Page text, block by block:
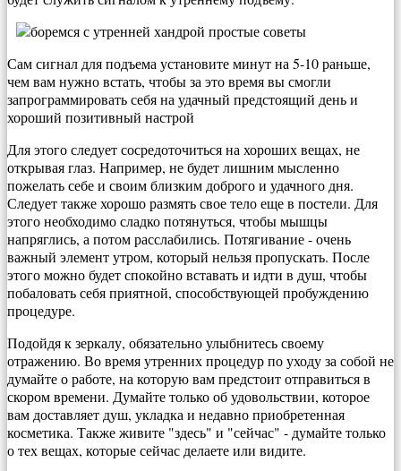
Сам сигнал для подъема установите минут на 5-10 раньше,
чем вам нужно встать, чтобы за это время вы смогли
запрограммировать себя на удачный предстоящий день и
хороший позитивный настрой
Для этого следует сосредоточиться на хороших вещах, не
открывая глаз. Например, не будет лишним мысленно
пожелать себе и своим близким доброго и удачного дня.
Следует также хорошо размять свое тело еще в постели. Для
этого необходимо сладко потянуться, чтобы мышцы
напряглись, а потом расслабились. Потягивание - очень
важный элемент утром, который нельзя пропускать. После
этого можно будет спокойно вставать и идти в душ, чтобы
побаловать себя приятной, способствующей пробуждению
процедуре.
Подойдя к зеркалу, обязательно улыбнитесь своему
отражению. Во время утренних процедур по уходу за собой не
думайте о работе, на которую вам предстоит отправиться в
скором времени. Думайте только об удовольствии, которое
вам доставляет душ, укладка и недавно приобретенная
косметика. Также живите "здесь" и "сейчас" - думайте только
о тех вещах, которые сейчас делаете или видите.